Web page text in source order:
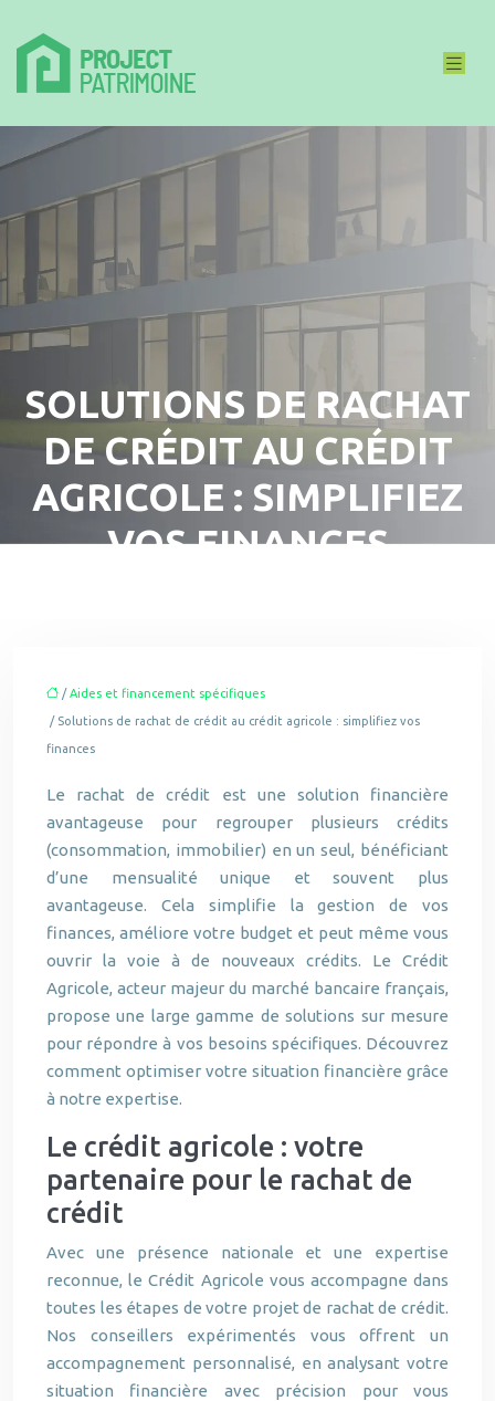
SOLUTIONS DE RACHAT
DE CRÉDIT AU CRÉDIT
AGRICOLE : SIMPLIFIEZ
VOS FINANCES
/Aides et financement spécifiques
/ Solutions de rachat de crédit au crédit agricole : simplifiez vos
finances
Le rachat de crédit est une solution financière
avantageuse pour regrouper plusieurs crédits
(consommation, immobilier) en un seul, bénéficiant
d’une mensualité unique et souvent plus
avantageuse. Cela simplifie la gestion de vos
finances, améliore votre budget et peut même vous
ouvrir la voie à de nouveaux crédits. Le Crédit
Agricole, acteur majeur du marché bancaire français,
propose une large gamme de solutions sur mesure
pour répondre à vos besoins spécifiques. Découvrez
comment optimiser votre situation financière grâce
à notre expertise.
Le crédit agricole : votre
partenaire pour le rachat de
crédit
Avec une présence nationale et une expertise
reconnue, le Crédit Agricole vous accompagne dans
toutes les étapes de votre projet de rachat de crédit.
Nos conseillers expérimentés vous offrent un
accompagnement personnalisé, en analysant votre
situation financière avec précision pour vous